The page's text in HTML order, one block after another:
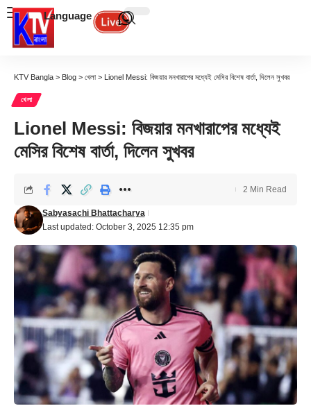
Language
KTV Bangla > Blog > খেলা > Lionel Messi: বিজয়ার মনখারাপের মধ্যেই মেসির বিশেষ বার্তা, দিলেন সুখবর
খেলা
Lionel Messi: বিজয়ার মনখারাপের মধ্যেই
মেসির বিশেষ বার্তা, দিলেন সুখবর
Last updated: October 3, 2025 12:35 pm
Sabyasachi Bhattacharya
2 Min Read